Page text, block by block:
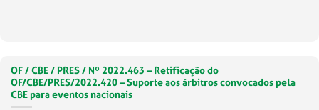
OF / CBE / PRES / Nº 2022.463 – Retificação do
OF/CBE/PRES/2022.420 – Suporte aos árbitros convocados pela
CBE para eventos nacionais